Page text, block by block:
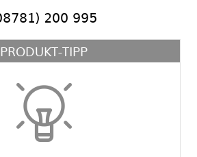
200 995
PRODUKT-TIPP